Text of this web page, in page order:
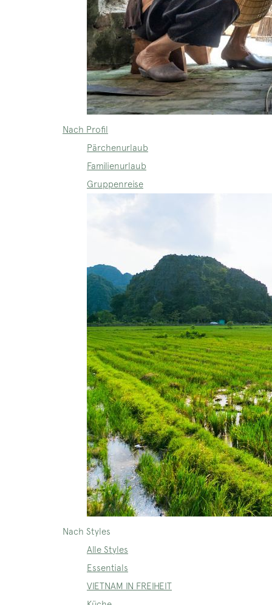
Nach Profil
Pärchenurlaub
Familienurlaub
Gruppenreise
Nach Styles
Alle Styles
Essentials
VIETNAM IN FREIHEIT